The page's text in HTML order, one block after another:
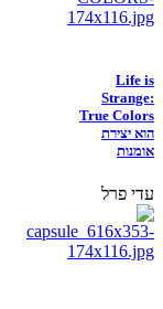
Life is
Strange:
True Colors
הוא יצירת
אומנות
עדי פרל